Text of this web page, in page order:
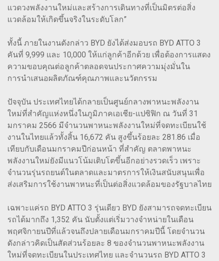
แวดวงพลังงานใหม่และสร้างการเดินทางที่เป็นมิตรต่อสิ่ง
แวดล้อมให้เกิดขึ้นจริงในระดับโลก”
ทั้งนี้ ภายในงานดังกล่าว BYD ยังได้ส่งมอบรถ BYD ATTO 3
คันที่ 9,999 และ 10,000 ให้แก่ลูกค้าอีกด้วย เพื่อต้องการแสดง
ความขอบคุณต่อลูกค้าตลอดจนประกาศความมุ่งมั่นใน
การนำเสนอผลิตภัณฑ์คุณภาพและนวัตกรรม
ปัจจุบัน ประเทศไทยได้กลายเป็นศูนย์กลางพาหนะพลังงาน
ใหม่ที่สำคัญแห่งหนึ่งในภูมิภาคเอเชีย-แปซิฟิก ณ วันที่ 31
มกราคม 2566 มีจำนวนพาหนะพลังงานใหม่ที่จดทะเบียนใช้
งานในไทยแล้วทั้งสิ้น 16,672 คัน สูงขึ้นร้อยละ 281.86 เมื่อ
เทียบกับเดือนมกราคมปีก่อนหน้า ที่สำคัญ ตลาดพาหนะ
พลังงานใหม่ยังมีแนวโน้มเติบโตขึ้นอีกอย่างรวดเร็ว เพราะ
จำนวนรุ่นรถยนต์ในตลาดและมาตรการให้เงินสนับสนุนเพื่อ
ส่งเสริมการใช้งานพาหนะที่เป็นต่อสิ่งแวดล้อมของรัฐบาลไทย
เฉพาะแค่รถ BYD ATTO 3 รุ่นเดียว BYD ยังสามารถจดทะเบียน
รถได้มากถึง 1,352 คัน นับตั้งแต่เริ่มวางจำหน่ายในเดือน
พฤศจิกายนปีที่แล้วจนถึงปลายเดือนมกราคมปีนี้ โดยจำนวน
ดังกล่าวคิดเป็นสัดส่วนร้อยละ 8 ของจำนวนพาหนะพลังงาน
ใหม่ที่จดทะเบียนในประเทศไทย และจำนวนรถ BYD ATTO 3